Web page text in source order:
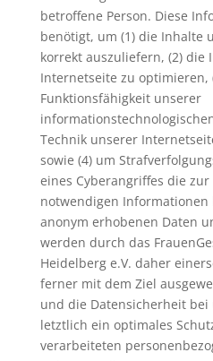
betroffene Person. Diese
benötigt, um (1) die Inhalte
korrekt auszuliefern, (2) die
Internetseite zu optimieren,
Funktionsfähigkeit unserer
Technik unserer
sowie (4) um
eines Cyberangriffes die
notwendigen Informationen
anonym erhobenen Daten
werden durch das
Heidelberg e.V. daher
ferner mit dem Ziel
und die Datensicherheit
letztlich ein optimales
verarbeiteten